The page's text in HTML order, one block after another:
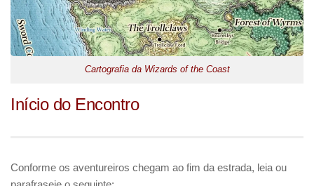
Cartografia da Wizards of the Coast
Início do Encontro
Conforme os aventureiros chegam ao fim da estrada, leia ou